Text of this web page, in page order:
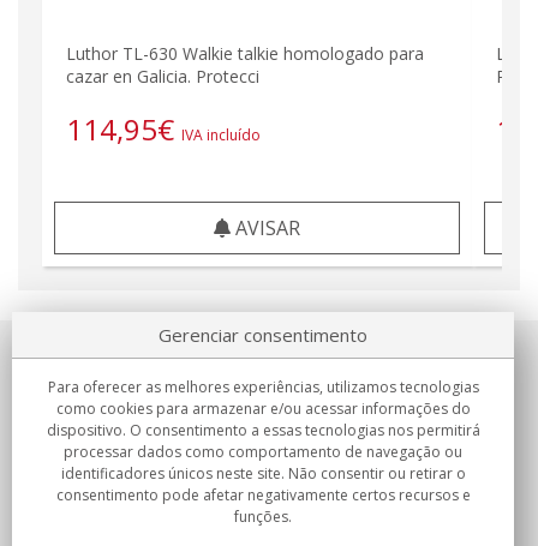
Luthor TL-630 Walkie talkie homologado para
cazar en Galicia. Protecci
114,95€ IVA incluído
AVISAR
Sobre nosotros
Compromissos
Compras
Gerenciar consentimento
Para oferecer as melhores experiências, utilizamos tecnologias
como cookies para armazenar e/ou acessar informações do
dispositivo. O consentimento a essas tecnologias nos permitirá
processar dados como comportamento de navegação ou
identificadores únicos neste site. Não consentir ou retirar o
consentimento pode afetar negativamente certos recursos e
funções.